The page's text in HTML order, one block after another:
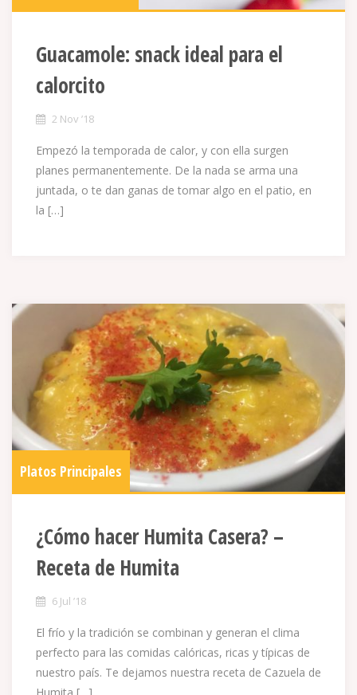
Guacamole: snack ideal para el
calorcito
2 Nov ’18
Empezó la temporada de calor, y con ella surgen
planes permanentemente. De la nada se arma una
juntada, o te dan ganas de tomar algo en el patio, en
la […]
Platos Principales
¿Cómo hacer Humita Casera? –
Receta de Humita
6 Jul ’18
El frío y la tradición se combinan y generan el clima
perfecto para las comidas calóricas, ricas y típicas de
nuestro país. Te dejamos nuestra receta de Cazuela de
Humita […]